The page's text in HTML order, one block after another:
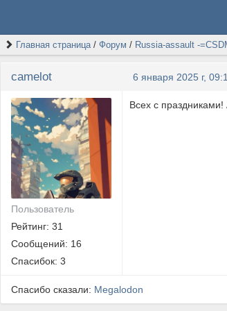
Главная страница/ Форум / Russia-assault -
camelot 6 января 2025 г,
Пользователь
Рейтинг: 31
Сообщений: 16
Спасибок: 3
Всех с праздниками!
Спасибо сказали: Megalodon